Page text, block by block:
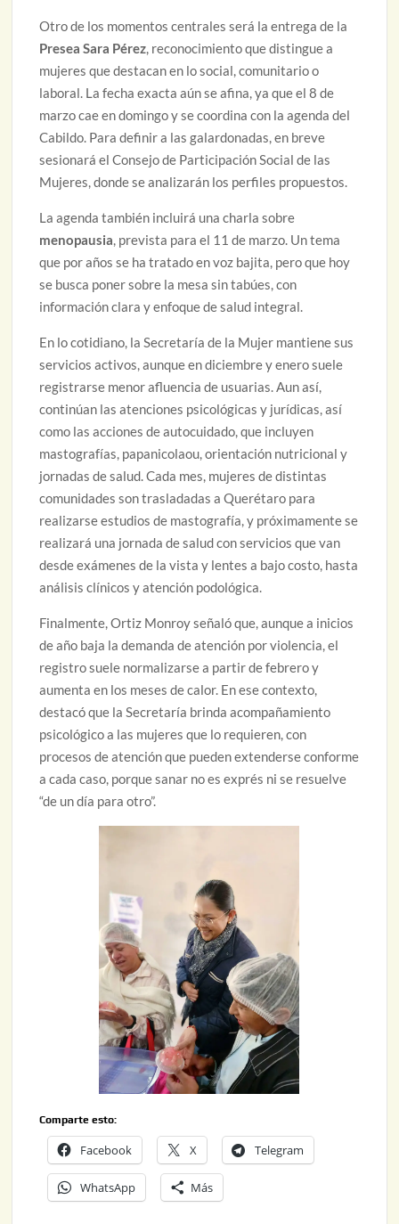
Otro de los momentos centrales será la entrega de la
Presea Sara Pérez, reconocimiento que distingue a
mujeres que destacan en lo social, comunitario o
laboral. La fecha exacta aún se afina, ya que el 8 de
marzo cae en domingo y se coordina con la agenda del
Cabildo. Para definir a las galardonadas, en breve
sesionará el Consejo de Participación Social de las
Mujeres, donde se analizarán los perfiles propuestos.
La agenda también incluirá una charla sobre
menopausia, prevista para el 11 de marzo. Un tema
que por años se ha tratado en voz bajita, pero que hoy
se busca poner sobre la mesa sin tabúes, con
información clara y enfoque de salud integral.
En lo cotidiano, la Secretaría de la Mujer mantiene sus
servicios activos, aunque en diciembre y enero suele
registrarse menor afluencia de usuarias. Aun así,
continúan las atenciones psicológicas y jurídicas, así
como las acciones de autocuidado, que incluyen
mastografías, papanicolaou, orientación nutricional y
jornadas de salud. Cada mes, mujeres de distintas
comunidades son trasladadas a Querétaro para
realizarse estudios de mastografía, y próximamente se
realizará una jornada de salud con servicios que van
desde exámenes de la vista y lentes a bajo costo, hasta
análisis clínicos y atención podológica.
Finalmente, Ortiz Monroy señaló que, aunque a inicios
de año baja la demanda de atención por violencia, el
registro suele normalizarse a partir de febrero y
aumenta en los meses de calor. En ese contexto,
destacó que la Secretaría brinda acompañamiento
psicológico a las mujeres que lo requieren, con
procesos de atención que pueden extenderse conforme
a cada caso, porque sanar no es exprés ni se resuelve
“de un día para otro”.
Comparte esto:
Facebook X Telegram
WhatsApp Más